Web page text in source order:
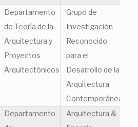
Departamento
de Teoría de la
Arquitectura y
Proyectos
Arquitectónicos
Grupo de
Investigación
Reconocido
para el
Desarrollo de la
Arquitectura
Contemporánea
Departamento
Arquitectura &